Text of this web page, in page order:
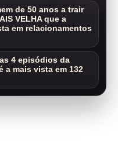
de 50 anos a trair
VELHA que a
em relacionamentos
4 episódios da
a mais vista em 132